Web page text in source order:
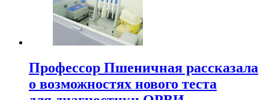
Профессор Пшеничная рассказала
о возможностях нового теста